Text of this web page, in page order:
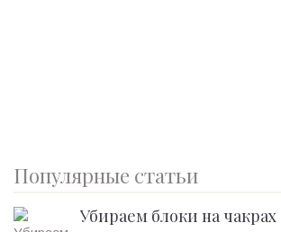
Популярные статьи
Убираем блоки на чакрах